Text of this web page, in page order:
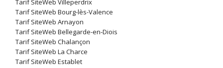
Tarif SiteWeb Villeperdrix
Tarif SiteWeb Bourg-lès-Valence
Tarif SiteWeb Arnayon
Tarif SiteWeb Bellegarde-en-Diois
Tarif SiteWeb Chalançon
Tarif SiteWeb La Charce
Tarif SiteWeb Establet